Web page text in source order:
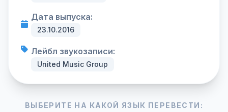
Дата выпуска:
23.10.2016
Лейбл звукозаписи:
United Music Group
ВЫБЕРИТЕ НА КАКОЙ ЯЗЫК ПЕРЕВЕСТИ: